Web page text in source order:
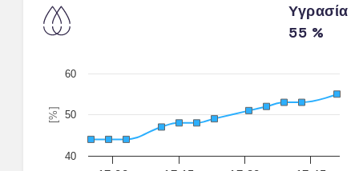
Υγρασία
55 %
[%]
40
50
60